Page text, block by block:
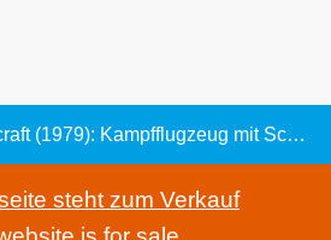
Tornado - Panavia Aircraft (1979): Kampfflugzeug mit Schwenkflügel
steht zum Verkauf